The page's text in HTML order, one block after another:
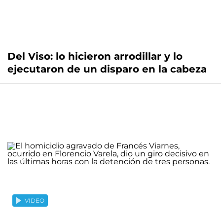
Del Viso: lo hicieron arrodillar y lo
ejecutaron de un disparo en la cabeza
VIDEO